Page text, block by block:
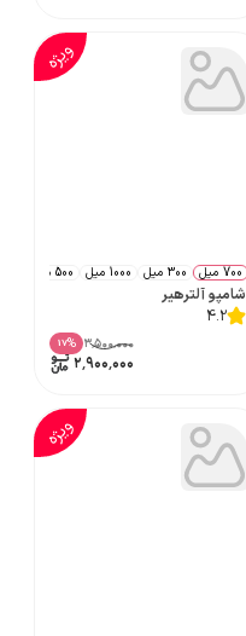
ویژه
700 میل 300 میل 1000 میل 500 میل
شامپو آلترهیر
4.2
۳٬۵۰۰٬۰۰۰ %
17
۲٬۹۰۰٬۰۰۰
ویژه